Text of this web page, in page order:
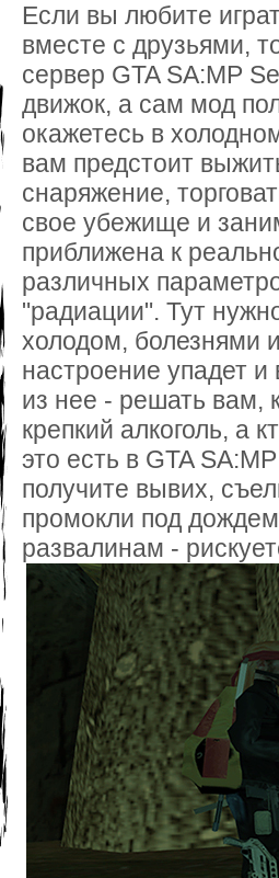
Если вы любите
вместе с друзьями,
сервер GTA SA:MP
движок, а сам мод
окажетесь в
вам предстоит
снаряжение,
свое убежище и
приближена к
различных
"радиации". Тут
холодом, болезнями
настроение упадет
из нее - решать вам,
крепкий алкоголь, а
это есть в GTA
получите вывих,
промокли под дождем
развалинам -